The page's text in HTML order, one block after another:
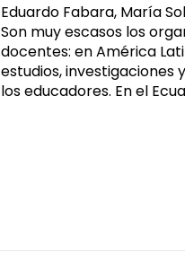
Eduardo Fabara, María
Son muy escasos los
docentes: en América
estudios,
los educadores. En el